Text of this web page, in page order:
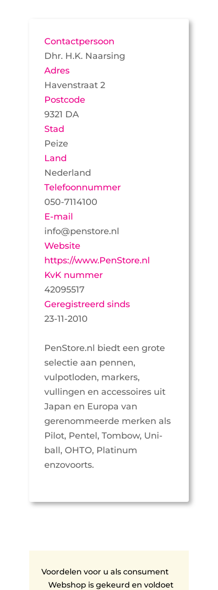
Contactpersoon
Dhr. H.K. Naarsing
Adres
Havenstraat 2
Postcode
9321 DA
Stad
Peize
Land
Nederland
Telefoonnummer
050-7114100
E-mail
info@penstore.nl
Website
https://www.PenStore.nl
KvK nummer
42095517
Geregistreerd sinds
23-11-2010
PenStore.nl biedt een grote
selectie aan pennen,
vulpotloden, markers,
vullingen en accessoires uit
Japan en Europa van
gerenommeerde merken als
Pilot, Pentel, Tombow, Uni-
ball, OHTO, Platinum
enzovoorts.
Voordelen voor u als consument
Webshop is gekeurd en voldoet